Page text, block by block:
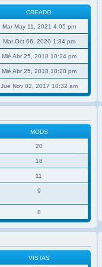
CREADO
Mar May 11, 2021 4:05 pm
Mar Oct 06, 2020 1:34 pm
Mié Abr 25, 2018 10:24 pm
Mié Abr 25, 2018 10:20 pm
Jue Nov 02, 2017 10:32 am
MODS
20
18
11
9
8
VISTAS